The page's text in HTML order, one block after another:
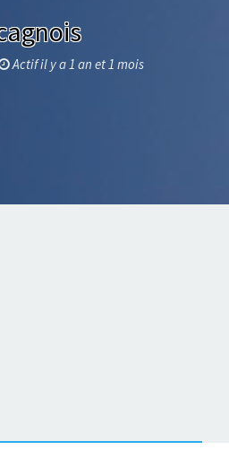
Actif il y a 1 an et 1 mois